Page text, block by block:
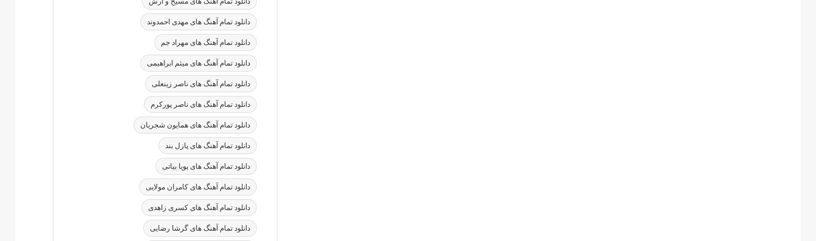
دانلود تمام آهنگ های مهدی احمدوند
دانلود تمام آهنگ های مهراد جم
دانلود تمام آهنگ های میثم ابراهیمی
دانلود تمام آهنگ های ناصر زینعلی
دانلود تمام آهنگ های ناصر پورکرم
دانلود تمام آهنگ های همایون شجریان
دانلود تمام آهنگ های پازل بند
دانلود تمام آهنگ های پویا بیاتی
دانلود تمام آهنگ های کامران مولایی
دانلود تمام آهنگ های کسری زاهدی
دانلود تمام آهنگ های گرشا رضایی